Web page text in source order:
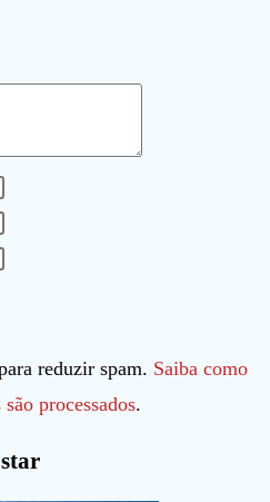
reduzir spam. Saiba como
processados.